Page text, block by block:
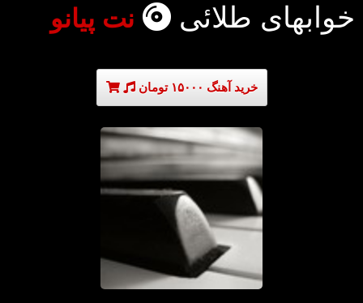
خوابهای طلائی نت پیانو
خرید آهنگ ۱۵۰۰۰ تومان